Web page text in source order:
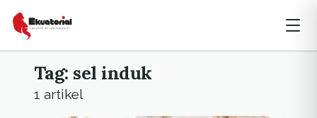
Tag: sel induk
1 artikel